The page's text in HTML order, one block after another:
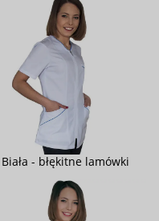
Biała - błękitne lamówki